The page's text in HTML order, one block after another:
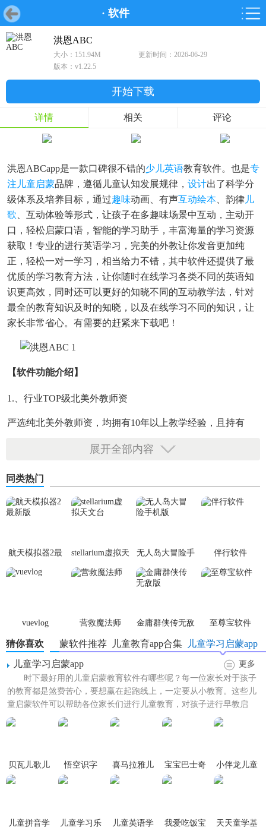
· 软件
首页 游戏
首页 游戏 软件 鸿蒙
游戏
鸿蒙
软件
洪恩ABC
大小：151.94M
更新时间：2026-06-29
版本：v1.22.5
开始下载
详情 相关 评论
洪恩ABCapp是一款口碑很不错的少儿英语教育软件。也是专
注 儿童启蒙品牌，遵循儿童认知发展规律， 设计出了科学分
级体系及培养目标，通过趣味动画、有声互动绘本 、韵律 儿
歌 、互动体验等形式，让孩子在多趣味场景中互动，主动开
口，轻松启蒙口语，智能的学习助手，丰富海量的学习资源
获取！专业的进行英语学习，完美的外教让你发音更加纯
正，轻松一对一学习，相当给力不错，其中软件还提供了最
优质的学习教育方法，让你随时在线学习各类不同的英语知
识更高效，同时还可以更好的知晓不同的互动教学法，针对
最全的教育知识及时的知晓，以及在线学习不同的知识，让
家长非常省心。有需要的赶紧来下载吧！
【软件功能介绍】
1.、行业TOP级北美外教师资
严选纯北美外教师资，均拥有10年以上教学经验，且持有
仅3%。每天陪伴在孩子身边的外教，以其丰富的表现力与创
创新研发3D场景互动式教学法，让孩子学习时完全沉浸其
坐得住，有兴趣学，培养、激发学习兴趣。
3.、智能AI语伴 高效纠音
能纠音，颠覆传统口语学习方式，让孩子主动说。还有北美
外教全程陪练，帮助孩子专项提升听说能力。
4.、系统启蒙 科学进阶
依托洪恩教育20余年面授教学经验沉淀，20000余所线下幼儿
园、培训机构指导经验，对标国内外标准，为孩子精准定制
了分级体系，难度阶梯上升，帮助孩子从掌握高频词句到自
5.、丰富学习资源
全面拓展匠心打造多语伴、多场景的高品质教学内容与多样
动视频、250+分级趣味绘本、200+原创韵律儿歌，丰富的辅
展开全部内容
同类热门
航天模拟器2最
新版
stellarium虚拟天
文台
无人岛大冒险手
机版
伴行软件
vuevlog 营救魔法师
金庸群侠传无敌
版
至尊宝软件
猜你喜欢 儿童学习启蒙app
儿童教育app合集
英语启蒙软件推荐
儿童学习启蒙app
更多
时下最好用的儿童启蒙教育软件有哪些呢？每一位家长对于孩子
的教育都是煞费苦心，要想赢在起跑线上，一定要从小教育。这些儿
童启蒙软件可以帮助各位家长们进行儿童教育，对孩子进行早教启
蒙，开发儿童智力，学习更多...
贝瓦儿歌儿
童早教APP
悟空识字
喜马拉雅儿
宝宝巴士奇
妙屋儿童早
小伴龙儿童
儿童拼音学
儿童学习乐
儿童英语学
我爱吃饭宝
天天童学基